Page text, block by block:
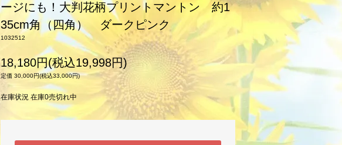
ージにも！大判花柄プリントマントン 約1
35cm角（四角） ダークピンク
1032512
18,180円(税込19,998円)
定価 30,000円(税込33,000円)
在庫状況 在庫0売切れ中